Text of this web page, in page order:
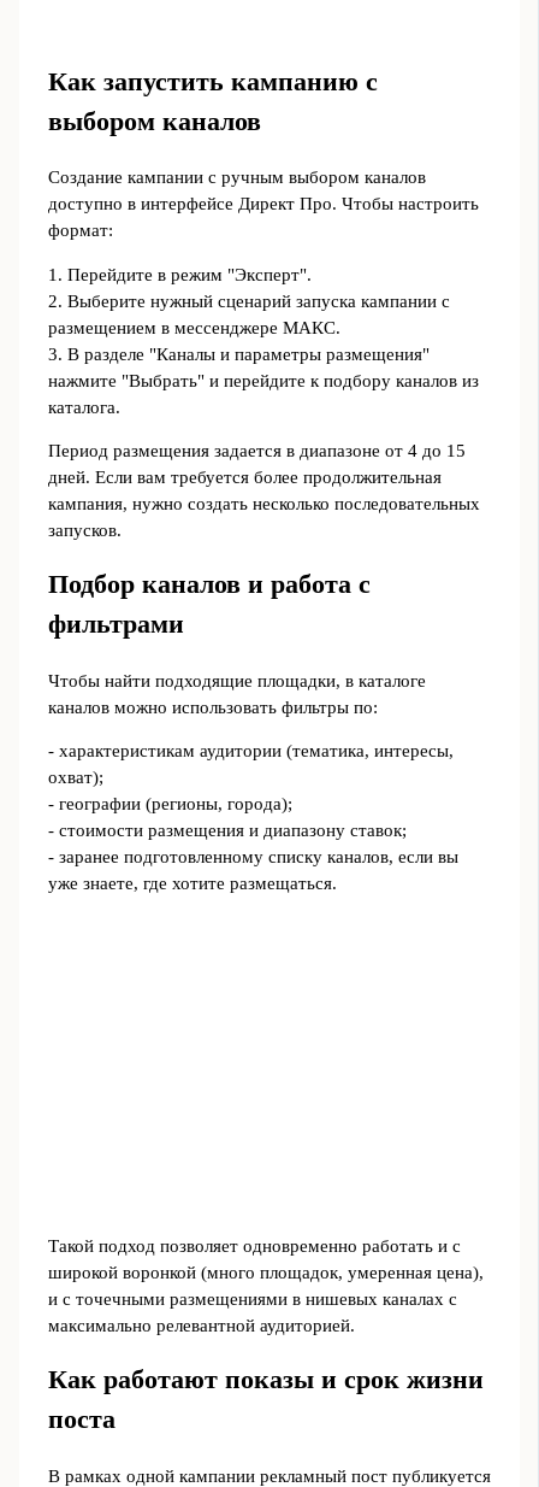
Как запустить кампанию с
выбором каналов
Создание кампании с ручным выбором каналов
доступно в интерфейсе Директ Про. Чтобы настроить
формат:
1. Перейдите в режим "Эксперт".
2. Выберите нужный сценарий запуска кампании с
размещением в мессенджере МАКС.
3. В разделе "Каналы и параметры размещения"
нажмите "Выбрать" и перейдите к подбору каналов из
каталога.
Период размещения задается в диапазоне от 4 до 15
дней. Если вам требуется более продолжительная
кампания, нужно создать несколько последовательных
запусков.
Подбор каналов и работа с
фильтрами
Чтобы найти подходящие площадки, в каталоге
каналов можно использовать фильтры по:
- характеристикам аудитории (тематика, интересы,
охват);
- географии (регионы, города);
- стоимости размещения и диапазону ставок;
- заранее подготовленному списку каналов, если вы
уже знаете, где хотите размещаться.
Такой подход позволяет одновременно работать и с
широкой воронкой (много площадок, умеренная цена),
и с точечными размещениями в нишевых каналах с
максимально релевантной аудиторией.
Как работают показы и срок жизни
поста
В рамках одной кампании рекламный пост публикуется